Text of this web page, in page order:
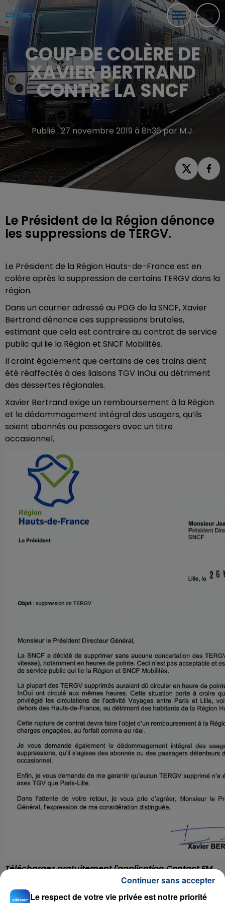
COUP DE COLÈRE DE
XAVIER BERTRAND
CONTRE LA SNCF
Publié : 27 novembre 2019 à 8h36 par M.J.
Le Président de la Région dénonce
les suppressions de TERGV.
Le Président de la Région Hauts-de-France est en
colère après la suppression de certains TERGV dans la
région.
Dans un courrier adressé au PDG de la SNCF, Xavier
Bertrand dénonce ces suppressions brutales,
estimant que cela est contraire au contrat de service
public qui lie la Région et SNCF Mobilités.
Il craint également que certains de ces trains aient
été réaffectés à des liaisons TGV InOui au détriment
des dessertes régionales.
Xavier Bertrand exige un remboursement à la Région
et le dédommagement intégral des usagers, qu’ils
soient abonnés ou passagers avec un titre
occasionnel.
Téléchargez gratuitement l'application Contact FM
Le respect de votre vie privée est notre priorité
Continuer sans accepter